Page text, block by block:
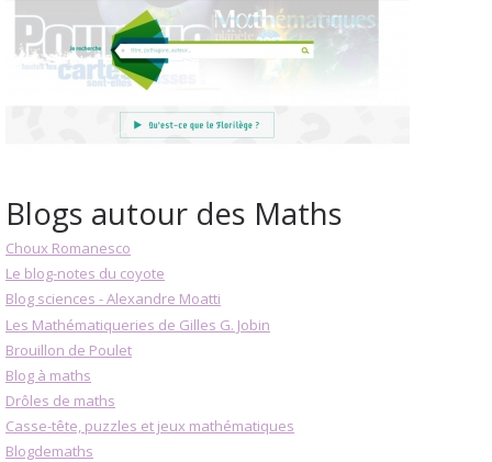
Blogs autour des Maths
Choux Romanesco
Le blog-notes du coyote
Blog sciences - Alexandre Moatti
Les Mathématiqueries de Gilles G. Jobin
Brouillon de Poulet
Blog à maths
Drôles de maths
Casse-tête, puzzles et jeux mathématiques
Blogdemaths